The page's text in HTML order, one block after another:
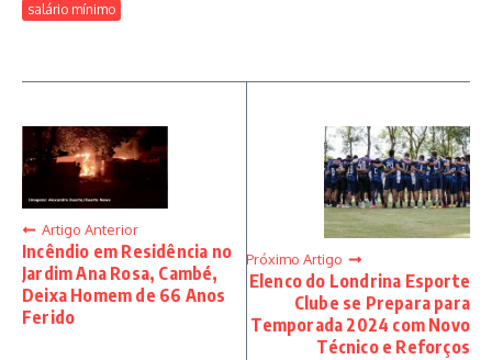
salário mínimo
Artigo Anterior
Incêndio em Residência no
Jardim Ana Rosa, Cambé,
Deixa Homem de 66 Anos
Ferido
Próximo Artigo
Elenco do Londrina Esporte
Clube se Prepara para
Temporada 2024 com Novo
Técnico e Reforços